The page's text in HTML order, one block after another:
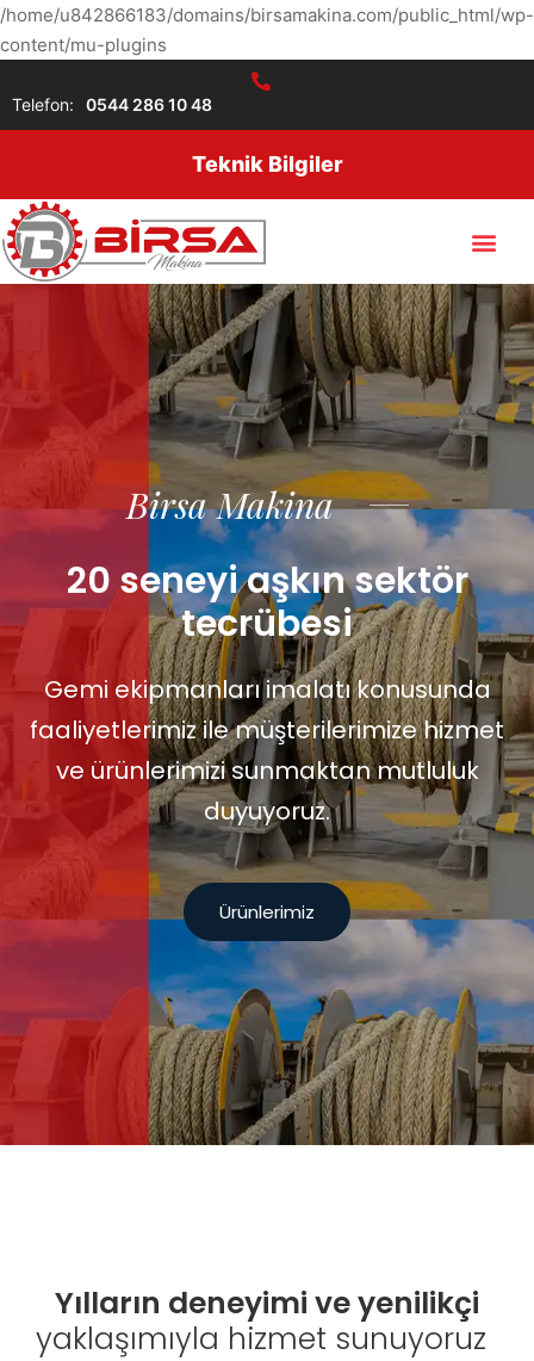
/home/u842866183/domains/birsamakina.com/public_html/wp-
content/mu-plugins
Telefon: 0544 286 10 48
Teknik Bilgiler
Birsa Makina
20 seneyi aşkın sektör
tecrübesi
Gemi ekipmanları imalatı konusunda
faaliyetlerimiz ile müşterilerimize hizmet
ve ürünlerimizi sunmaktan mutluluk
duyuyoruz.
Ürünlerimiz
Yılların deneyimi ve yenilikçi
yaklaşımıyla hizmet sunuyoruz